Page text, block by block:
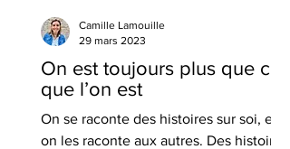
On est toujours plus que ce
que l’on est
On se raconte des histoires sur soi, et
on les raconte aux autres. Des histoires
Camille Lamouille
29 mars 2023